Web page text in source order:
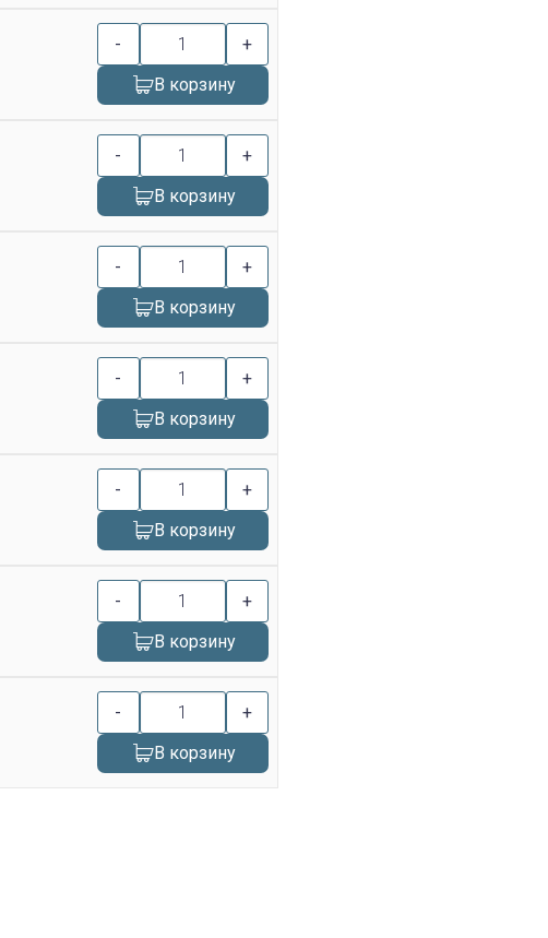
-
+
В корзину
-
+
В корзину
-
+
В корзину
-
+
В корзину
-
+
В корзину
-
+
В корзину
-
+
В корзину